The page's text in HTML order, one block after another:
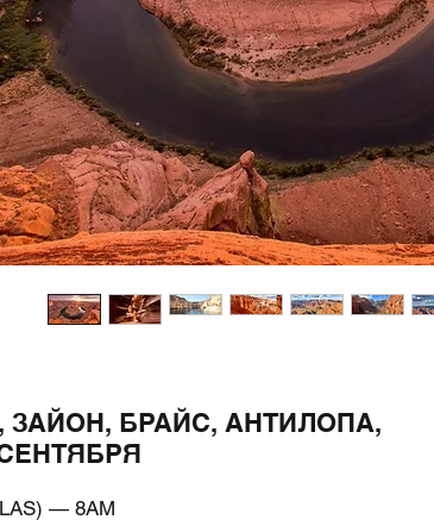
ЗАЙОН, БРАЙС, АНТИЛОПА,
— 8AM